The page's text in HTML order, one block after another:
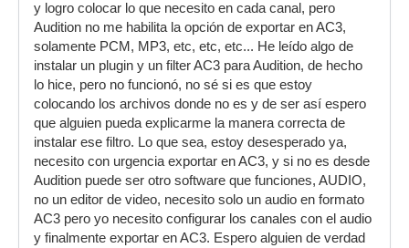
y logro colocar lo que necesito en cada canal, pero
Audition no me habilita la opción de exportar en AC3,
solamente PCM, MP3, etc, etc, etc... He leído algo de
instalar un plugin y un filter AC3 para Audition, de hecho
lo hice, pero no funcionó, no sé si es que estoy
colocando los archivos donde no es y de ser así espero
que alguien pueda explicarme la manera correcta de
instalar ese filtro. Lo que sea, estoy desesperado ya,
necesito con urgencia exportar en AC3, y si no es desde
Audition puede ser otro software que funciones, AUDIO,
no un editor de video, necesito solo un audio en formato
AC3 pero yo necesito configurar los canales con el audio
y finalmente exportar en AC3. Espero alguien de verdad